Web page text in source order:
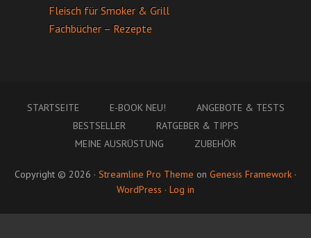
Fleisch für Smoker & Grill
Fachbücher – Rezepte
STARTSEITE E-BOOK NEU!
ANGEBOTE & TESTS
BESTSELLER
RATGEBER & TIPPS
MEINE AUSRÜSTUNG
ZUBEHÖR
Copyright © 2026 · Streamline Pro Theme on Genesis Framework ·
WordPress · Log in